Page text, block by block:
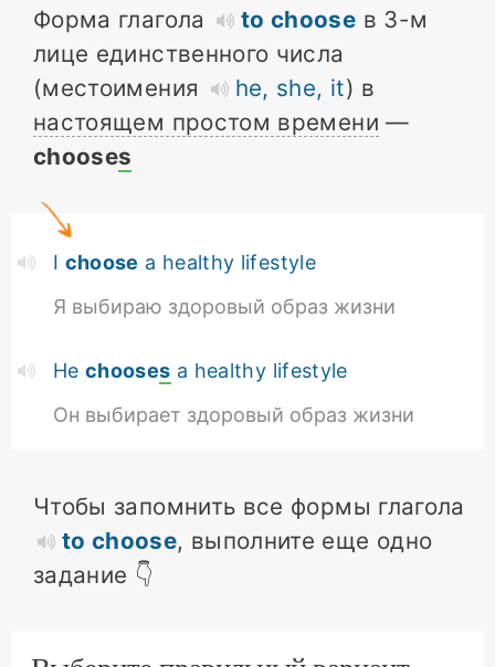
Форма глагола to choose в 3-м
лице единственного числа
(местоимения
he, she, it) в
настоящем простом времени —
chooses
I choose a healthy lifestyle
Я выбираю здоровый образ жизни
He chooses a healthy lifestyle
Он выбирает здоровый образ жизни
Чтобы запомнить все формы глагола
to choose, выполните еще одно
задание 👇